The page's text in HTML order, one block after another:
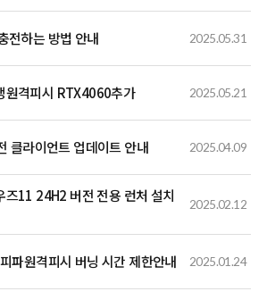
전하는 방법 안내 2025.05.31
격피시 RTX4060추가 2025.05.21
클라이언트 업데이트 안내 2025.04.09
11 24H2 버전 전용 런처 설치
2025.02.12
파원격피시 버닝 시간 제한안내 2025.01.24